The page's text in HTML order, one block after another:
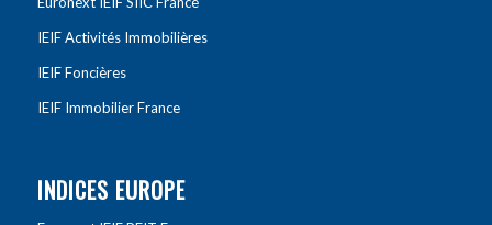
IEIF Activités Immobilières
IEIF Foncières
IEIF Immobilier France
INDICES EUROPE